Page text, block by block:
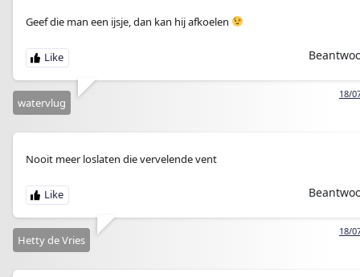
Geef die man een ijsje, dan kan hij afkoelen
18/
watervlug
Nooit meer loslaten die vervelende vent
18/
Hetty de Vries